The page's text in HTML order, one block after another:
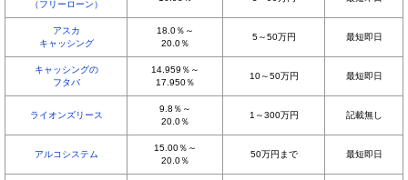
（フリーローン）
アスカ
キャッシング
18.0％～
20.0％
5～50万円 最短即日
キャッシングの
フタバ
14.959％～
17.950％
10～50万円 最短即日
ライオンズリース
9.8％～
20.0％
1～300万円 記載無し
アルコシステム
15.00％～
20.0％
50万円まで 最短即日